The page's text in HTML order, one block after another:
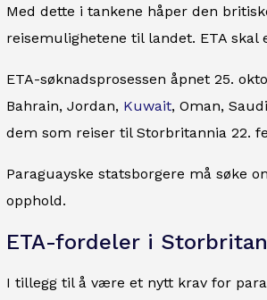
Med dette i tankene håper den
reisemulighetene til landet. ETA
ETA-søknadsprosessen åpnet 25.
Bahrain, Jordan, Kuwait, Oman,
dem som reiser til Storbritannia 22.
Paraguayske statsborgere må søke
opphold.
ETA-fordeler i
I tillegg til å være et nytt krav for